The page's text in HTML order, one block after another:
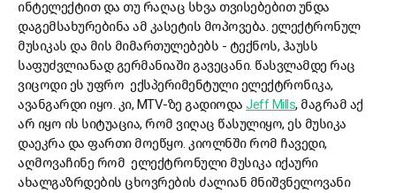
ინტელექტით და თუ რაღაც სხვა თვისებებით უნდა
დაგემსახურებინა ამ კასეტის მოპოვება. ელექტრონულ
მუსიკას და მის მიმართულებებს - ტექნოს, ჰაუსს
საფუძვლიანად გერმანიაში გავეცანი. წასვლამდე რაც
ვიცოდი ეს უფრო ექსპერიმენტული ელექტრონიკა,
ავანგარდი იყო. კი, MTV-ზე გადიოდა Jeff Mills, მაგრამ აქ
არ იყო ის სიტუაცია, რომ ვიღაც წასულიყო, ეს მუსიკა
დაეკრა და ფართი მოეწყო. კიოლნში რომ ჩავედი,
აღმოვაჩინე რომ ელექტრონული მუსიკა იქაური
ახალგაზრდების ცხოვრების ძალიან მნიშვნელოვანი